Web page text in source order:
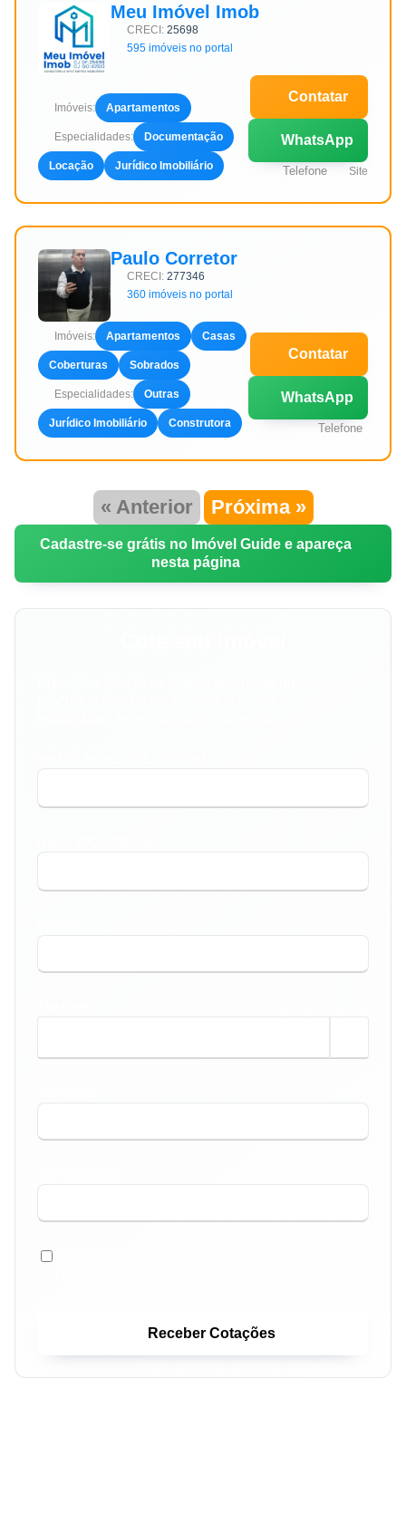
Meu Imóvel Imob
CRECI: 25698
595 imóveis no portal
Imóveis: Apartamentos
Especialidades: Documentação
Locação Jurídico Imobiliário
Contatar
WhatsApp
Telefone Site
Paulo Corretor
CRECI: 277346
360 imóveis no portal
Imóveis: Apartamentos Casas
Coberturas Sobrados
Especialidades: Outras
Jurídico Imobiliário Construtora
Contatar
WhatsApp
Telefone
« Anterior Próxima »
Cadastre-se grátis no Imóvel Guide e apareça
nesta página
Receber Cotações